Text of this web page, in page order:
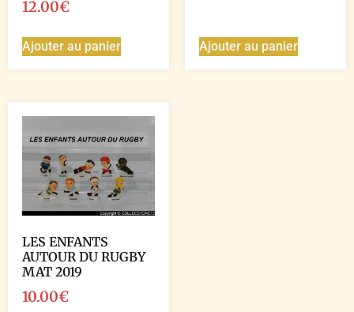
12.00€
Ajouter au panier Ajouter au panier
LES ENFANTS
AUTOUR DU RUGBY
MAT 2019
10.00€